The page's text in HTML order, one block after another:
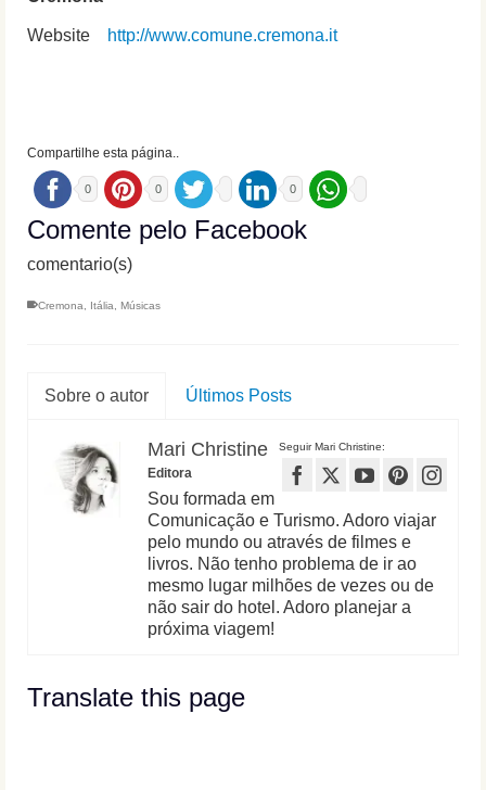
Website http://www.comune.cremona.it
Compartilhe esta página..
0 0 0
Comente pelo Facebook
comentario(s)
Cremona Itália Músicas
Sobre o autor Últimos Posts
Seguir Mari Christine:
Mari Christine
Editora
Sou formada em
Comunicação e Turismo. Adoro viajar
pelo mundo ou através de filmes e
livros. Não tenho problema de ir ao
mesmo lugar milhões de vezes ou de
não sair do hotel. Adoro planejar a
próxima viagem!
Translate this page